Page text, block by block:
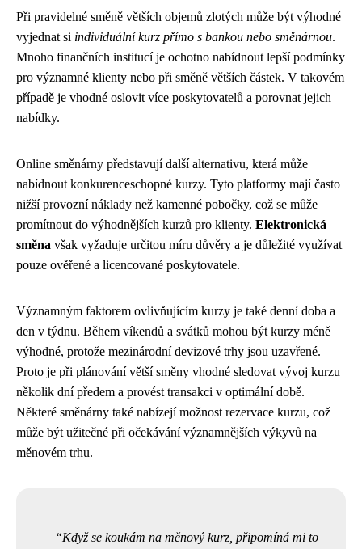
Při pravidelné směně větších objemů zlotých může být výhodné
vyjednat si individuální kurz přímo s bankou nebo směnárnou.
Mnoho finančních institucí je ochotno nabídnout lepší podmínky
pro významné klienty nebo při směně větších částek. V takovém
případě je vhodné oslovit více poskytovatelů a porovnat jejich
nabídky.
Online směnárny představují další alternativu, která může
nabídnout konkurenceschopné kurzy. Tyto platformy mají často
nižší provozní náklady než kamenné pobočky, což se může
promítnout do výhodnějších kurzů pro klienty. Elektronická
směna však vyžaduje určitou míru důvěry a je důležité využívat
pouze ověřené a licencované poskytovatele.
Významným faktorem ovlivňujícím kurzy je také denní doba a
den v týdnu. Během víkendů a svátků mohou být kurzy méně
výhodné, protože mezinárodní devizové trhy jsou uzavřené.
Proto je při plánování větší směny vhodné sledovat vývoj kurzu
několik dní předem a provést transakci v optimální době.
Některé směnárny také nabízejí možnost rezervace kurzu, což
může být užitečné při očekávání významnějších výkyvů na
měnovém trhu.
Když se koukám na měnový kurz, připomíná mi to